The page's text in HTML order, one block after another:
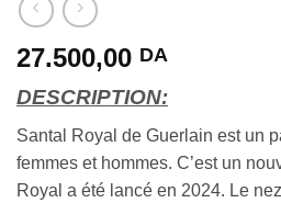
27.500,00 DA
DESCRIPTION:
Santal Royal de Guerlain est un
femmes et hommes. C’est un
Royal a été lancé en 2024. Le